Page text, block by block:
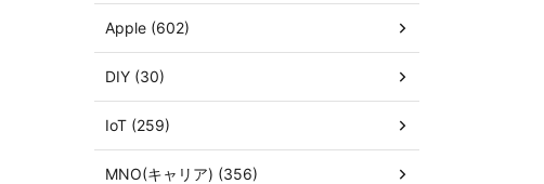
Apple (602)
DIY (30)
IoT (259)
MNO(キャリア) (356)